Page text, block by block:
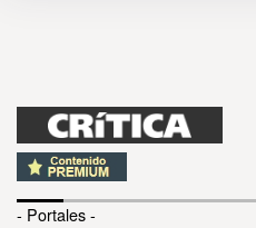
- Portales -